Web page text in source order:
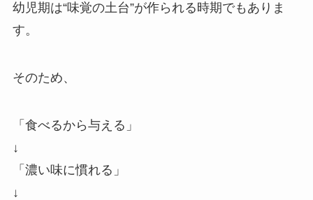
幼児期は“味覚の土台”が作られる時期でもありま
す。
そのため、
「食べるから与える」
↓
「濃い味に慣れる」
↓